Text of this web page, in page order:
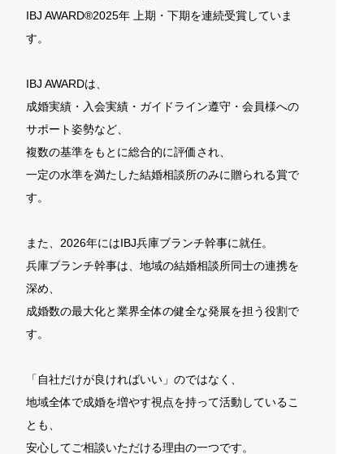
IBJ AWARD®︎2025年 上期・下期を連続受賞していま
す。
IBJ AWARDは、
成婚実績・入会実績・ガイドライン遵守・会員様への
サポート姿勢など、
複数の基準をもとに総合的に評価され、
一定の水準を満たした結婚相談所のみに贈られる賞で
す。
また、2026年にはIBJ兵庫ブランチ幹事に就任。
兵庫ブランチ幹事は、地域の結婚相談所同士の連携を
深め、
成婚数の最大化と業界全体の健全な発展を担う役割で
す。
「自社だけが良ければいい」のではなく、
地域全体で成婚を増やす視点を持って活動しているこ
とも、
安心してご相談いただける理由の一つです。